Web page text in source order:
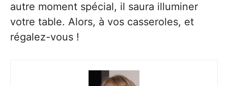
autre moment spécial, il saura illuminer
votre table. Alors, à vos casseroles, et
régalez-vous !